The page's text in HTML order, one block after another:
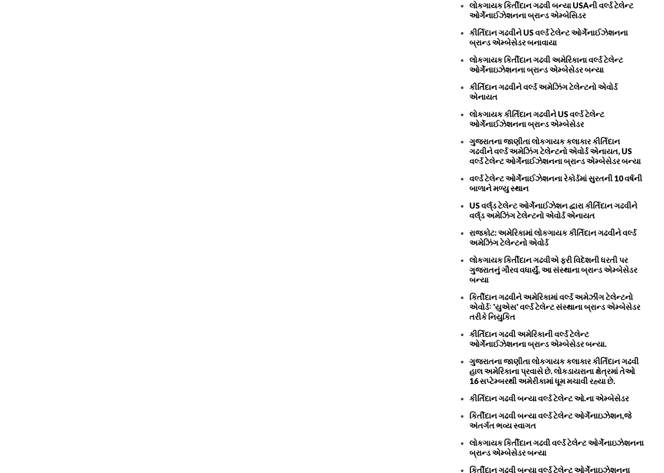
લોકગાયક કિર્તીદાન ગઢવી બન્યા USAની વર્લ્ડ ટેલેન્ટ
ઓર્ગેનાઈઝેશનના બ્રાન્ડ એમ્બેસિડર
કીર્તિદાન ગઢવીને US વર્લ્ડ ટેલેન્ટ ઓર્ગેનાઈઝેશનના
બ્રાન્ડ એમ્બેસેડર બનાવાયા
લોકગાયક કિર્તીદાન ગઢવી અમેરિકાના વર્લ્ડ ટેલેન્ટ
ઓર્ગેનાઇઝેશનના બ્રાન્ડ એમ્બેસેડર બન્યા
કીર્તિદાન ગઢવીને વર્લ્ડ અમેઝિંગ ટેલેન્ટનો એવોર્ડ
એનાયત
લોકગાયક કીર્તિદાન ગઢવીને US વર્લ્ડ ટેલેન્ટ
ઓર્ગેનાઈઝેશનના બ્રાન્ડ એમ્બેસેડર
ગુજરાતના જાણીતા લોકગાયક કલાકાર કીર્તિદાન
ગઢવીને વર્લ્ડ અમેઝિંગ ટેલેન્ટનો એવોર્ડ એનાયત, US
વર્લ્ડ ટેલેન્ટ ઓર્ગેનાઈઝેશનના બ્રાન્ડ એમ્બેસેડર બન્યા
વર્લ્ડ ટેલેન્ટ ઓર્ગેનાઈઝેશનના રેકોર્ડમાં સુરતની 10 વર્ષની
બાળાને મળ્યુ સ્થાન
US વર્લ્‌ડ ટેલેન્ટ ઓર્ગેનાઈઝેશન દ્વારા કીર્તિદાન ગઢવીને
વર્લ્‌ડ અમેઝિંગ ટેલેન્ટનો એવોર્ડ એનાયત
રાજકોટ: અમેરિકામાં લોકગાયક કીર્તિદાન ગઢવીને વર્લ્ડ
અમેઝિંગ ટેલેન્ટનો એવોર્ડ
લોકગાયક કિર્તીદાન ગઢવીએ ફરી વિદેશની ધરતી પર
ગુજરાતનું ગૌરવ વધાર્યું, આ સંસ્થાના બ્રાન્ડ એમ્બેસેડર
બન્યા
કિર્તીદાન ગઢવીને અમેરિકામાં વર્લ્ડ અમેઝીંગ ટેલેન્ટનો
એવોર્ડઃ 'યુએસ' વર્લ્ડ ટેલેન્ટ સંસ્થાના બ્રાન્ડ એમ્બેસેડર
તરીકે નિયુકિત
કીર્તિદાન ગઢવી અમેરિકાની વર્લ્ડ ટેલેન્ટ
ઓર્ગેનાઈઝેશનના બ્રાન્ડ એમ્બેસેડર બન્યા.
ગુજરાતના જાણીતા લોકગાયક કલાકાર કીર્તિદાન ગઢવી
હાલ અમેરિકાના પ્રવાસે છે. લોકડાયરાના ક્ષેત્રમાં તેઓ
16 સપ્ટેમ્બરથી અમેરીકામાં ધૂમ મચાવી રહ્યા છે.
કીર્તિદાન ગઢવી બન્યા વર્લ્ડ ટેલેન્ટ ઓ.ના એમ્બેસેડર
કિર્તીદાન ગઢવી બન્યા વર્લ્ડ ટેલેન્ટ ઓર્ગેનાઇઝેશન,જે
અંતર્ગત ભવ્ય સ્વાગત
લોકગાયક કિર્તીદાન ગઢવી વર્લ્ડ ટેલેન્ટ ઓર્ગેનાઇઝેશનના
બ્રાન્ડ એમ્બેસેડર બન્યા
કિર્તીદાન ગઢવી બન્યા વર્લ્ડ ટેલેન્ટ ઓર્ગેનાઇઝેશનના